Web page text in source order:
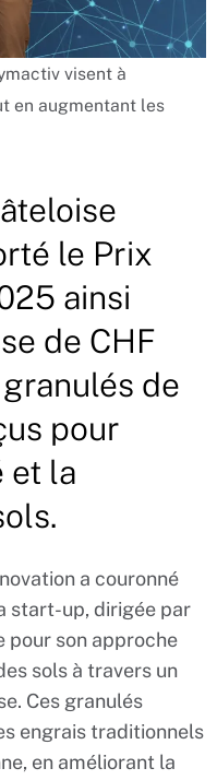
visent à
en augmentant les
le Prix
ainsi
de CHF
de
pour
et la
a couronné
start-up, dirigée par
pour son approche
sols à travers un
Ces granulés
engrais traditionnels
en améliorant la